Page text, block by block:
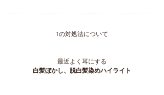
1の対処法について
最近よく耳にする
白髪ぼかし、脱白髪染めハイライト